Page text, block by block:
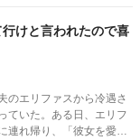
前、自身の命と引き換え
、何度拒絶しても、結婚
けと言われたので喜
のエリファスから冷遇さ
ていた。ある日、エリフ
連れ帰り、「彼女を愛妾